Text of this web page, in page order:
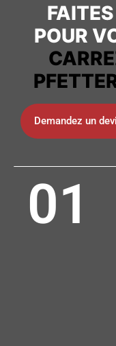
POUR
Demandez un
01